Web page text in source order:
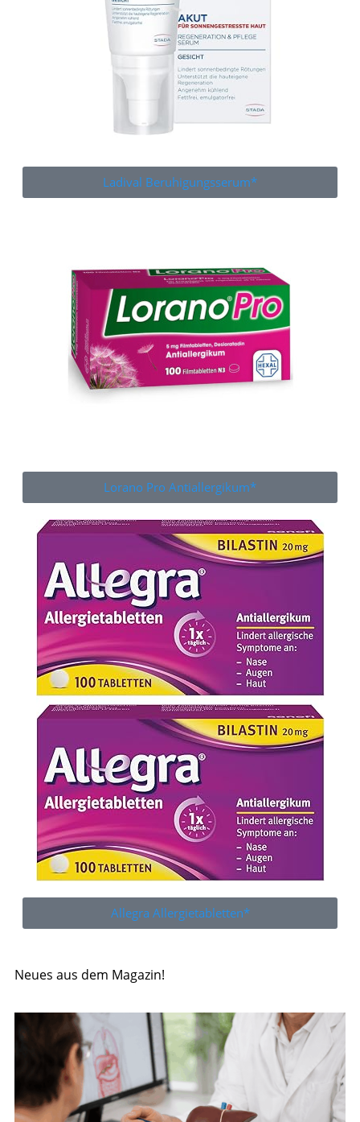
Ladival Beruhigungsserum*
Lorano Pro Antiallergikum*
Allegra Allergietabletten*
Neues aus dem Magazin!